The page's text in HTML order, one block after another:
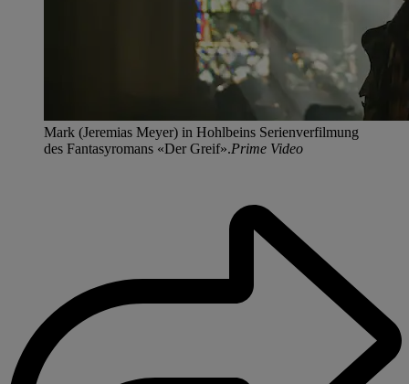
Mark (Jeremias Meyer) in Hohlbeins Serienverfilmung
des Fantasyromans «Der Greif».Prime Video